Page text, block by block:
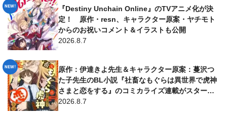
『Destiny Unchain Online』のTVアニメ化が決
定！ 原作・resn、キャラクター原案・ヤチモト
からのお祝いコメント＆イラストも公開
2026.8.7
原作：伊達きよ先生＆キャラクター原案：蔓沢つ
た子先生のBL小説『社畜なもぐらは異世界で虎神
さまと恋をする』のコミカライズ連載がスター
ト！ 漫画は仁茂田あい先生が担当
2026.8.7